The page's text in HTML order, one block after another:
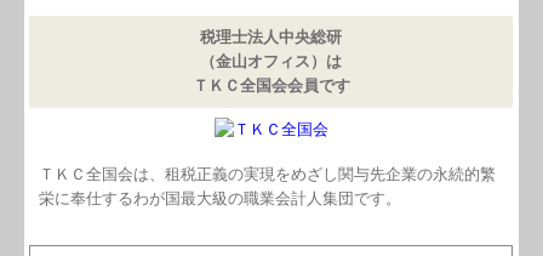
税理士法人中央総研
（金山オフィス）は
ＴＫＣ全国会会員です
ＴＫＣ全国会は、租税正義の実現をめざし関与先企業の永続的繁
栄に奉仕するわが国最大級の職業会計人集団です。